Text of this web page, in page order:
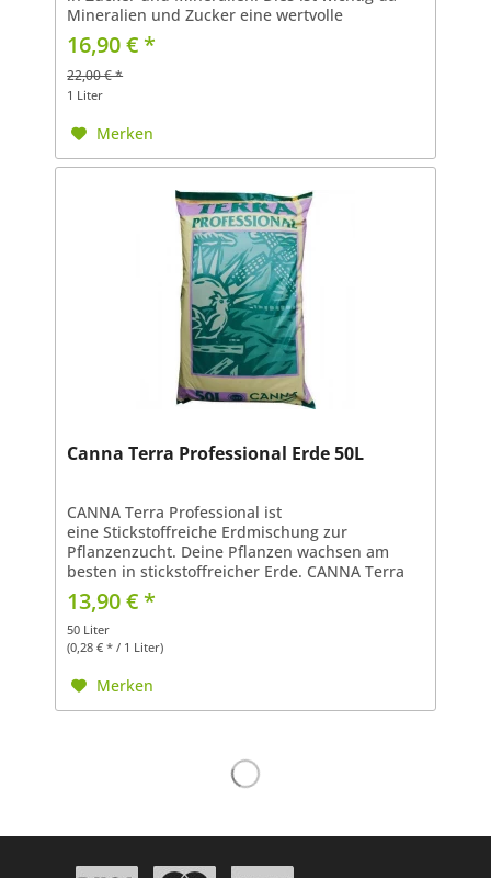
Mineralien und Zucker eine wertvolle
Nährstoffquelle für Pflanzen darstellen.
CANNAZYM besteht aus mehr...
16,90 € *
22,00 € *
1 Liter
Merken
Canna Terra Professional Erde 50L
CANNA Terra Professional ist
eine Stickstoffreiche Erdmischung zur
Pflanzenzucht. Deine Pflanzen wachsen am
besten in stickstoffreicher Erde. CANNA Terra
Professional Erdmischungen sind nicht
vergleichbar mit den Mischungen aus einem...
13,90 € *
50 Liter
(0,28 € * / 1 Liter)
Merken